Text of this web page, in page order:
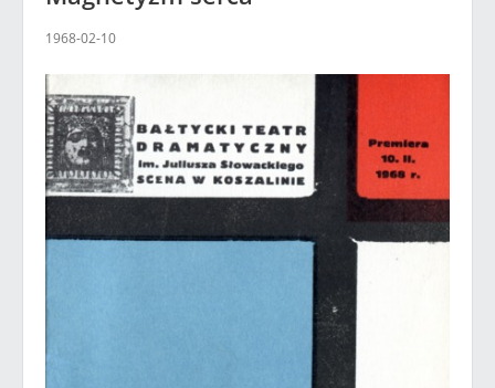
1968-02-10